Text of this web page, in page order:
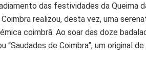
das festividades da Queima
realizou, desta vez, uma
coimbrã. Ao soar das doze
“Saudades de Coimbra”, um original